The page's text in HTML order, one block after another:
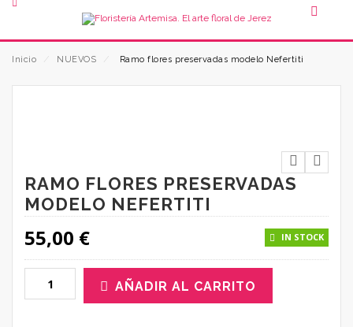
Inicio NUEVOS Ramo flores preservadas modelo Nefertiti
RAMO FLORES PRESERVADAS
MODELO NEFERTITI
55,00 € IN STOCK
AÑADIR AL CARRITO